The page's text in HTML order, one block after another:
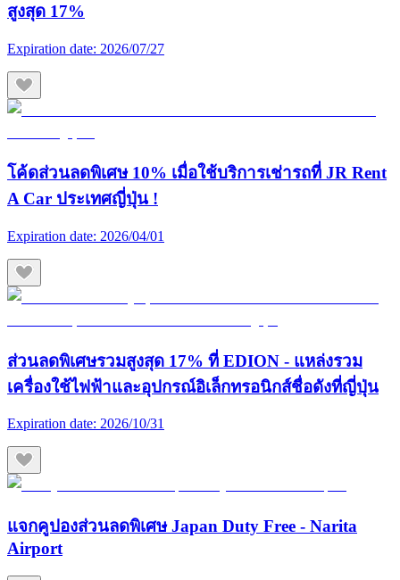
สูงสุด 17%
Expiration date: 2026/07/27
โค้ดส่วนลดพิเศษ 10% เมื่อใช้บริการเช่ารถที่ JR Rent
A Car ประเทศญี่ปุ่น !
Expiration date: 2026/04/01
ส่วนลดพิเศษรวมสูงสุด 17% ที่ EDION - แหล่งรวม
เครื่องใช้ไฟฟ้าและอุปกรณ์อิเล็กทรอนิกส์ชื่อดังที่ญี่ปุ่น
Expiration date: 2026/10/31
แจกคูปองส่วนลดพิเศษ Japan Duty Free - Narita
Airport